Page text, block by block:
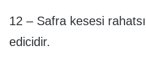
12 – Safra kesesi
edicidir.